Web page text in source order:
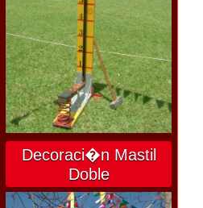
Decoraci�n Mastil
Doble